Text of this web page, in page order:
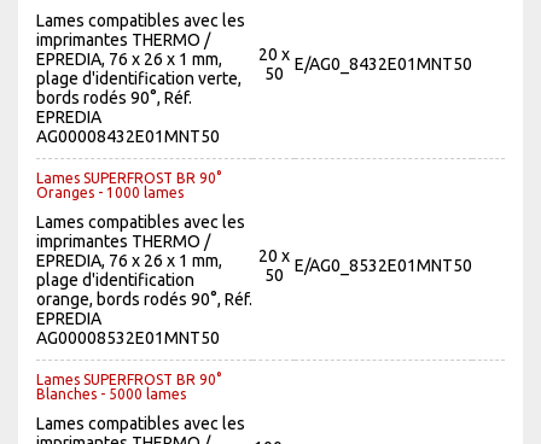
Lames compatibles avec les
imprimantes THERMO /
EPREDIA, 76 x 26 x 1 mm,
plage d'identification verte,
bords rodés 90°, Réf.
EPREDIA
AG00008432E01MNT50
20 x
50
E/AG0_8432E01MNT50
Lames SUPERFROST BR 90°
Oranges - 1000 lames
Lames compatibles avec les
imprimantes THERMO /
EPREDIA, 76 x 26 x 1 mm,
plage d'identification
orange, bords rodés 90°, Réf.
EPREDIA
AG00008532E01MNT50
20 x
50
E/AG0_8532E01MNT50
Lames SUPERFROST BR 90°
Blanches - 5000 lames
Lames compatibles avec les